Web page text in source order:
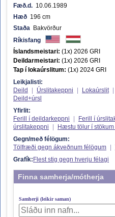
Fæð.d. 10.06.1989
Hæð 196 cm
Staða Bakvörður
Ríkisfang
Íslandsmeistari: (1x) 2026 GRI
Deildarmeistari: (1x) 2026 GRI
Tap í lokaúrslitum: (1x) 2024 GRI
Leikjalisti:
Deild
Úrslitakeppni Lokaúrslit
Deild+úrsl
Yfirlit:
Ferill í deildarkeppni
Ferill í
úrslitakeppni
Hæstu tölur í
Gegn/með félögum:
Tölfræði gegn ákveðnum félögum
Grafík: Flest stig gegn hverju félagi
Finna samherja/mótherja
Samherji (leikir saman)